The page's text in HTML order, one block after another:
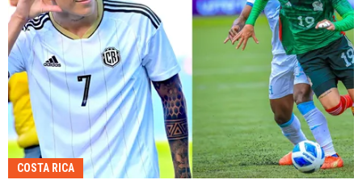
COSTA RICA